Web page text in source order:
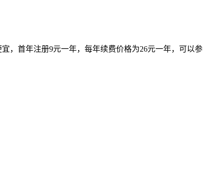
，首年注册9元一年，每年续费价格为26元一年，可以参